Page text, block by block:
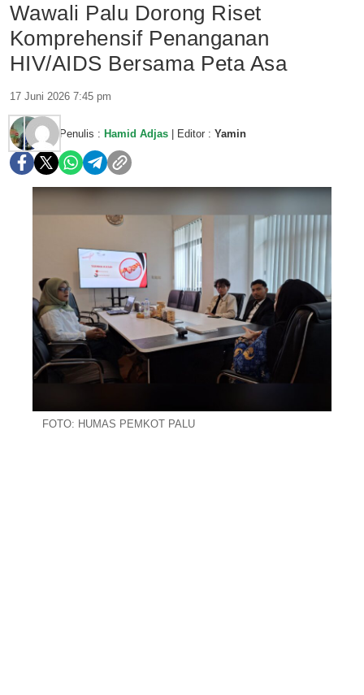
Wawali Palu Dorong Riset
Komprehensif Penanganan
HIV/AIDS Bersama Peta Asa
17 Juni 2026 7:45 pm
Penulis : Hamid Adjas | Editor : Yamin
FOTO: HUMAS PEMKOT PALU